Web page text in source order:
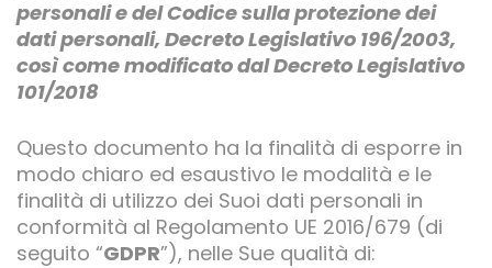
personali e del Codice sulla protezione dei
dati personali, Decreto Legislativo 196/2003,
così come modificato dal Decreto Legislativo
101/2018
Questo documento ha la finalità di esporre in
modo chiaro ed esaustivo le modalità e le
finalità di utilizzo dei Suoi dati personali in
conformità al Regolamento UE 2016/679 (di
seguito “GDPR”), nelle Sue qualità di: